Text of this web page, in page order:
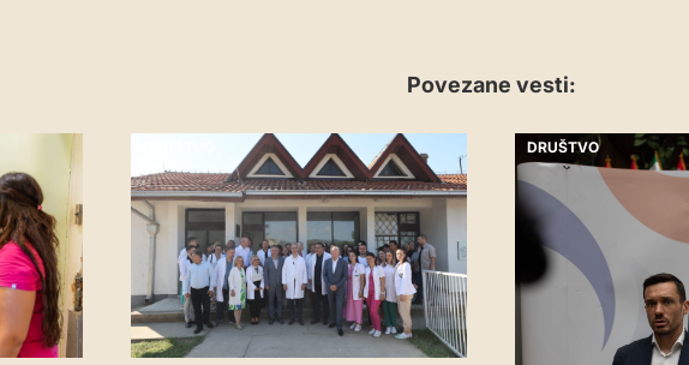
Povezane vesti:
DRUŠTVO